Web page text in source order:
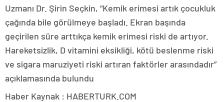
Uzmanı Dr. Şirin Seçkin, “Kemik erimesi artık çocukluk
çağında bile görülmeye başladı. Ekran başında
geçirilen süre arttıkça kemik erimesi riski de artıyor.
Hareketsizlik, D vitamini eksikliği, kötü beslenme riski
ve sigara maruziyeti riski artıran faktörler arasındadır”
açıklamasında bulundu
Haber Kaynak : HABERTURK.COM